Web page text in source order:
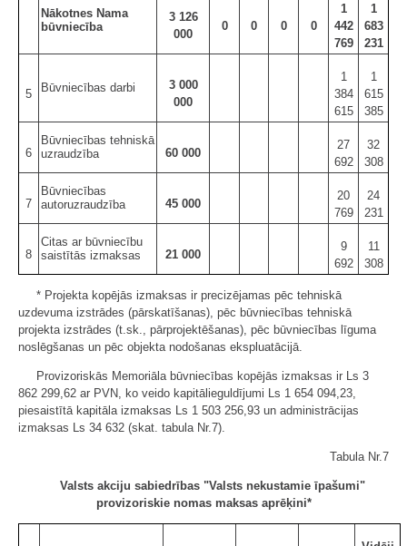
Nākotnes Nama
būvniecība
3 126
000
0 0 0 0
1
442
769
1
683
231
5 Būvniecības darbi
3 000
000
1
384
615
1
615
385
6
Būvniecības tehniskā
uzraudzība
60 000
27
692
32
308
7
Būvniecības
autoruzraudzība
45 000
20
769
24
231
8
Citas ar būvniecību
saistītās izmaksas
21 000
9
692
11
308
* Projekta kopējās izmaksas ir precizējamas pēc tehniskā
uzdevuma izstrādes (pārskatīšanas), pēc būvniecības tehniskā
projekta izstrādes (t.sk., pārprojektēšanas), pēc būvniecības līguma
noslēgšanas un pēc objekta nodošanas ekspluatācijā.
Provizoriskās Memoriāla būvniecības kopējās izmaksas ir Ls 3
862 299,62 ar PVN, ko veido kapitālieguldījumi Ls 1 654 094,23,
piesaistītā kapitāla izmaksas Ls 1 503 256,93 un administrācijas
izmaksas Ls 34 632 (skat. tabula Nr.7).
Tabula Nr.7
Valsts akciju sabiedrības "Valsts nekustamie īpašumi"
provizoriskie nomas maksas aprēķini*